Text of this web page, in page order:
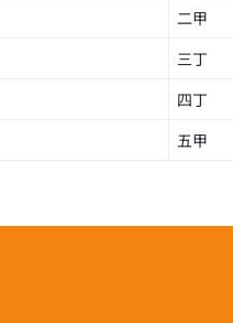
二甲
三丁
四丁
五甲